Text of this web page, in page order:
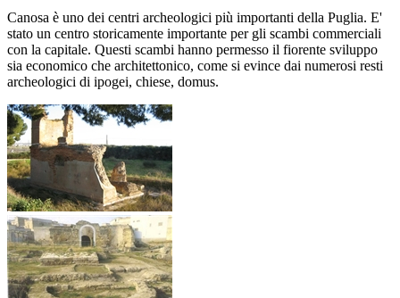
Canosa è uno dei centri archeologici più importanti della Puglia. E'
stato un centro storicamente importante per gli scambi commerciali
con la capitale. Questi scambi hanno permesso il fiorente sviluppo
sia economico che architettonico, come si evince dai numerosi resti
archeologici di ipogei, chiese, domus.